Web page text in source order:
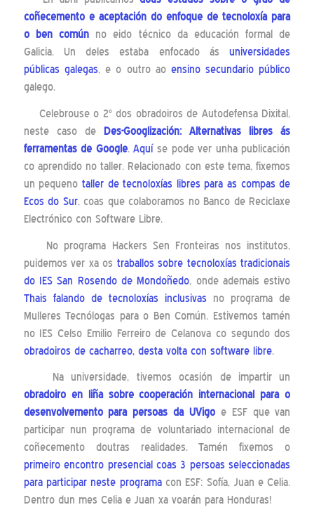
coñecemento e aceptación do enfoque de tecnoloxía para
o ben común no eido técnico da educación formal de
Galicia. Un deles estaba enfocado ásuniversidades
públicas galegas, e o outro ao ensino secundario público
galego.
Celebrouse o 2º dos obradoiros de Autodefensa Dixital,
neste caso de Des-Googlización: Alternativas libres ás
ferramentas de Google.Aquíse pode ver unha publicación
co aprendido no taller. Relacionado con este tema, fixemos
un pequeno taller de tecnoloxías libres para as compas de
Ecos do Sur, coas que colaboramos no Banco de Reciclaxe
Electrónico con Software Libre.
No programa Hackers Sen Fronteiras nos institutos,
puidemos ver xa os traballos sobre tecnoloxías tradicionais
do IES San Rosendo de Mondoñedo, onde ademais estivo
Thais falando de tecnoloxías inclusivas no programa de
Mulleres Tecnólogas para o Ben Común. Estivemos tamén
no IES Celso Emilio Ferreiro de Celanova co segundo dos
obradoiros de cacharreo, desta volta con software libre.
Na universidade, tivemos ocasión de impartir un
obradoiro en liña sobre cooperación internacional para o
desenvolvemento para persoas da UVigo e ESF que van
participar nun programa de voluntariado internacional de
coñecemento doutras realidades. Tamén fixemos o
primeiro encontro presencial coas 3 persoas seleccionadas
para participar neste programacon ESF: Sofía, Juan e Celia.
Dentro dun mes Celia e Juan xa voarán para Honduras!